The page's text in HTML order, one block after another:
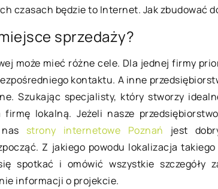
czasach będzie to Internet. Jak zbudować
sprzedaży?
może mieć różne cele. Dla jednej firmy
kontaktu. A inne
Szukając specjalisty, który stworzy
lokalną. Jeżeli nasze
strony internetowe Poznań jest
Z jakiego powodu lokalizacja
spotkać i omówić wszystkie szczegóły
informacji o projekcie.
26 listopada 2018
Fotele, pufy i krzesła – do jakich
pomieszczeń je wstawić
Fotele, krzesła, pufy, sofy – w
sklepach meblowych znaleźć można
szeroki wachlarz rozwiązań
służących do siedzenia, zarówno
podczas pracy, jak […]